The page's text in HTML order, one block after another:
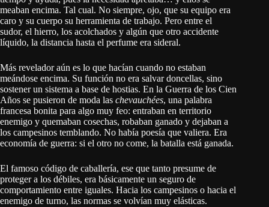
meaban encima. Tal cual. No siempre, ojo, que su equipo era
caro y su cuerpo su herramienta de trabajo. Pero entre el
sudor, el hierro, los acolchados y algún que otro accidente
líquido, la distancia hasta el perfume era sideral.
Más revelador aún es lo que hacían cuando no estaban
meándose encima. Su función no era salvar doncellas, sino
sostener un sistema a base de hostias. En la Guerra de los Cien
Años se pusieron de moda las chevauchées, una palabra
francesa bonita para algo muy feo: entraban en territorio
enemigo y quemaban cosechas, robaban ganado y dejaban a
los campesinos temblando. No había poesía que valiera. Era
economía de guerra: si el otro no come, la batalla está ganada.
El famoso código de caballería, ese que tanto presume de
proteger a los débiles, era básicamente un seguro de
comportamiento entre iguales. Hacia los campesinos o hacia el
enemigo de turno, las normas se volvían muy elásticas.